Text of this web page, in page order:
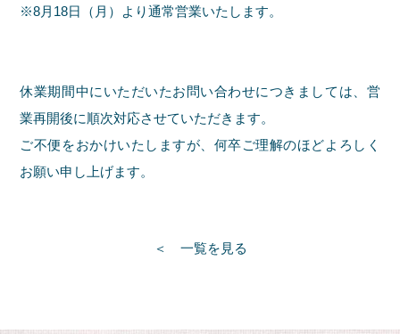
※8月18日（月）より通常営業いたします。
休業期間中にいただいたお問い合わせにつきましては、営
業再開後に順次対応させていただきます。
ご不便をおかけいたしますが、何卒ご理解のほどよろしく
お願い申し上げます。
一覧を見る